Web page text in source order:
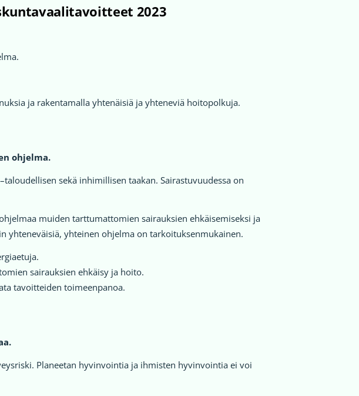
2023
ja rakentamalla yhtenäisiä ja yhteneviä hoitopolkuja.
ohjelma.
sekä inhimillisen taakan. Sairastuvuudessa on
muiden tarttumattomien sairauksien ehkäisemiseksi ja
yhteneväisiä, yhteinen ohjelma on tarkoituksenmukainen.
sairauksien ehkäisy ja hoito.
tavoitteiden toimeenpanoa.
Planeetan hyvinvointia ja ihmisten hyvinvointia ei voi